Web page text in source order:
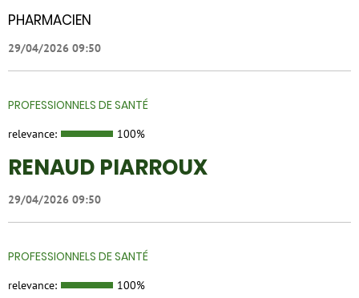
PHARMACIEN
29/04/2026 09:50
PROFESSIONNELS DE SANTÉ
relevance: 100%
RENAUD PIARROUX
29/04/2026 09:50
PROFESSIONNELS DE SANTÉ
relevance: 100%